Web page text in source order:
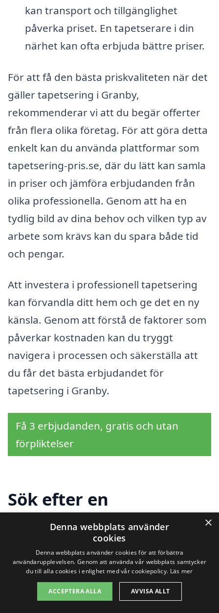
kan transport och tillgänglighet
påverka priset. En tapetserare i din
närhet kan ofta erbjuda bättre priser.
För att få den bästa priskvaliteten när det
gäller tapetsering i Granby,
rekommenderar vi att du begär offerter
från flera olika företag. För att göra detta
enkelt kan du använda plattformar som
tapetsering-pris.se, där du lätt kan samla
in priser och jämföra erbjudanden från
olika professionella. Genom att ha en
tydlig bild av dina behov och vilken typ av
arbete som krävs kan du spara både tid
och pengar.
Att investera i professionell tapetsering
kan förvandla ditt hem och ge det en ny
känsla. Genom att förstå de faktorer som
påverkar kostnaden kan du tryggt
navigera i processen och säkerställa att
du får det bästa erbjudandet för
tapetsering i Granby.
Få 3 erbjudanden, gratis och utan
förpliktelser
Sök efter en
professionell för
tapetsering i andra
städer nära Granby
Att hitta rätt hjälp för tapetsering i
×
Denna webbplats använder
cookies
Denna webbplats använder cookies för att förbättra
användarupplevelsen. Genom att använda vår webbplats samtycker
du till alla cookies i enlighet med vår cookiepolicy. Läs mer
ACCEPTERA ALLA AVVISA ALLT